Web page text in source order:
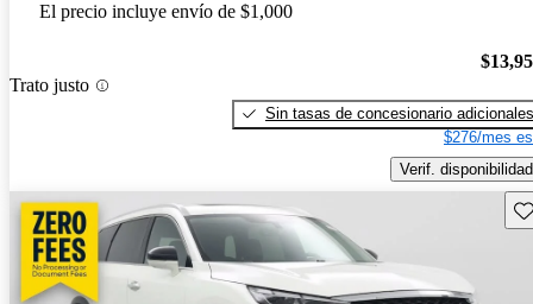
El precio incluye envío de $1,000
Trato justo
Sin tasas de concesionario adicionales
$276/mes
Verif. disponibilidad